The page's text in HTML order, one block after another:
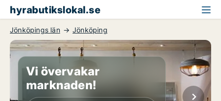
hyrabutikslokal.se
Jönköpings län Jönköping
Vi övervakar
marknaden!